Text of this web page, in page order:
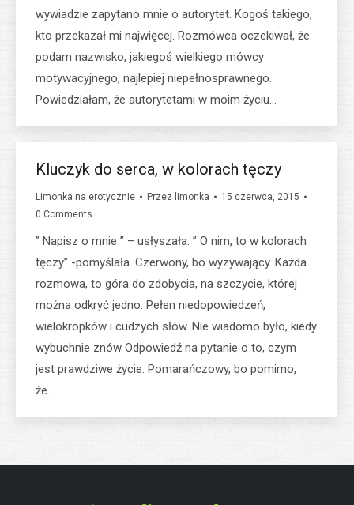
wywiadzie zapytano mnie o autorytet. Kogoś takiego,
kto przekazał mi najwięcej. Rozmówca oczekiwał, że
podam nazwisko, jakiegoś wielkiego mówcy
motywacyjnego, najlepiej niepełnosprawnego.
Powiedziałam, że autorytetami w moim życiu…
Kluczyk do serca, w kolorach tęczy
Limonka na erotycznie Przez limonka
15 czerwca, 2015
0 Comments
” Napisz o mnie ” – usłyszała. ” O nim, to w kolorach
tęczy” -pomyślała. Czerwony, bo wyzywający. Każda
rozmowa, to góra do zdobycia, na szczycie, której
można odkryć jedno. Pełen niedopowiedzeń,
wielokropków i cudzych słów. Nie wiadomo było, kiedy
wybuchnie znów Odpowiedź na pytanie o to, czym
jest prawdziwe życie. Pomarańczowy, bo pomimo,
że…